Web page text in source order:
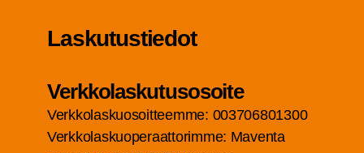
Las­ku­tus­tie­dot
Verk­ko­las­ku­tuso­soi­te
Verk­ko­las­kuo­soit­teem­me: 003706801300
Verk­ko­las­kuo­pe­raat­to­rim­me: Maven­ta